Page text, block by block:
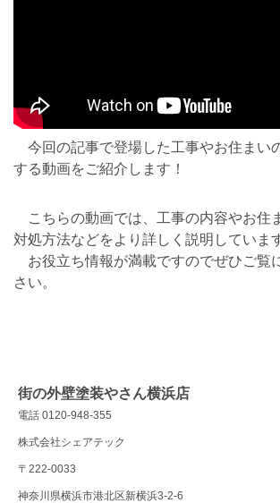
今回の記事で登場した工事やお住まい
する動画をご紹介します！
こちらの動画では、工事の内容やお住
対処方法などをより詳しく説明していま
お役立ち情報が満載ですのでぜひご覧
さい。
街の外壁塗装やさん横浜店
電話 0120-948-355
株式会社シェアテック
〒222-0033
神奈川県横浜市港北区新横浜3-2-6